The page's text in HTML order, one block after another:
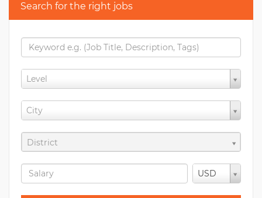
Search for the right jobs
Level
City
District
USD